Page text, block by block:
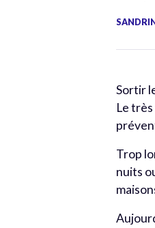
Sortir
Le
Trop
nuits